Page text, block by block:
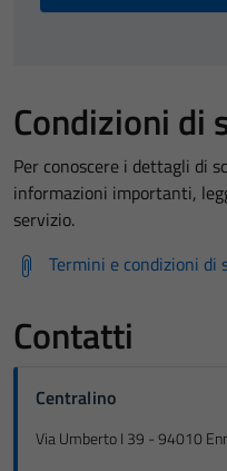
Condizioni di
Per conoscere i dettagli di
informazioni importanti,
servizio.
Termini e condizioni di
Contatti
Centralino
Via Umberto I 39 - 94010